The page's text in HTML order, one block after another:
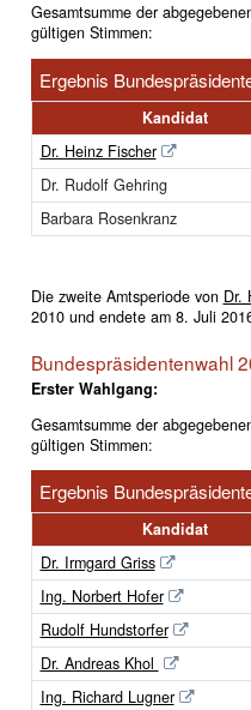
Gesamtsumme der
gültigen Stimmen:
Ergebnis
Kandidat
Dr. Heinz Fischer
Dr. Rudolf Gehring
Barbara Rosenkranz
Die zweite Amtsperiode von Dr.
2010 und endete am 8. Juli
Bundespräsidentenwahl
Erster Wahlgang:
Gesamtsumme der
gültigen Stimmen:
Ergebnis
Kandidat
Dr. Irmgard Griss
Ing. Norbert Hofer
Rudolf Hundstorfer
Dr. Andreas Khol
Ing. Richard Lugner